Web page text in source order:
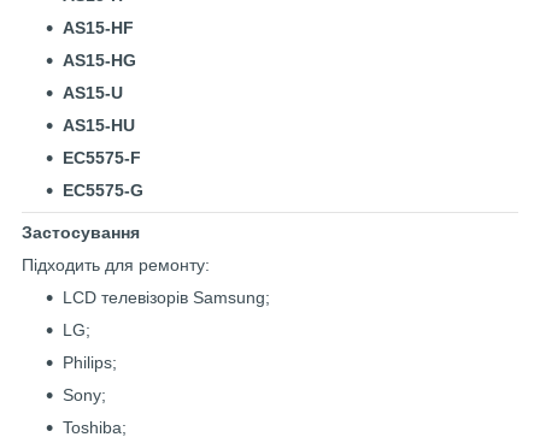
AS15-HF
AS15-HG
AS15-U
AS15-HU
EC5575-F
EC5575-G
Застосування
Підходить для ремонту:
LCD телевізорів Samsung;
LG;
Philips;
Sony;
Toshiba;